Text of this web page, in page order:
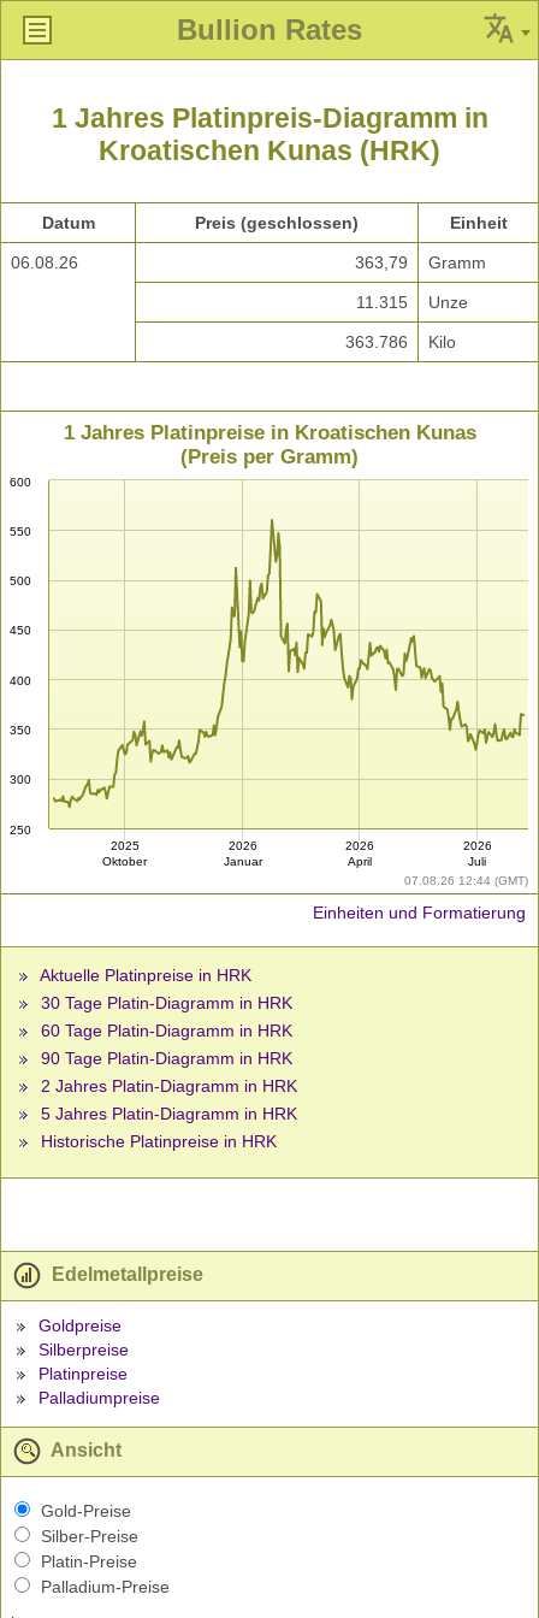
Bullion Rates
1 Jahres Platinpreis-Diagramm in
Kroatischen Kunas (HRK)
Datum Preis (geschlossen) Einheit
06.08.26 363,79 Gramm
11.315 Unze
363.786 Kilo
07.08.26 12:44 (GMT)
1 Jahres Platinpreise in Kroatischen Kunas
(Preis per Gramm)
250
300
350
400
450
500
550
600
2025
Oktober
2026
Januar
2026
April
2026
Juli
Einheiten und Formatierung
Aktuelle Platinpreise in HRK
30 Tage Platin-Diagramm in HRK
60 Tage Platin-Diagramm in HRK
90 Tage Platin-Diagramm in HRK
2 Jahres Platin-Diagramm in HRK
5 Jahres Platin-Diagramm in HRK
Historische Platinpreise in HRK
Edelmetallpreise
Goldpreise
Silberpreise
Platinpreise
Palladiumpreise
Ansicht
Gold-Preise
Silber-Preise
Platin-Preise
Palladium-Preise